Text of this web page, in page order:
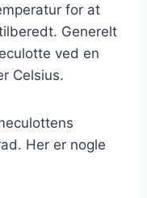
for at
Generelt
ved en
Celsius.
Her er nogle